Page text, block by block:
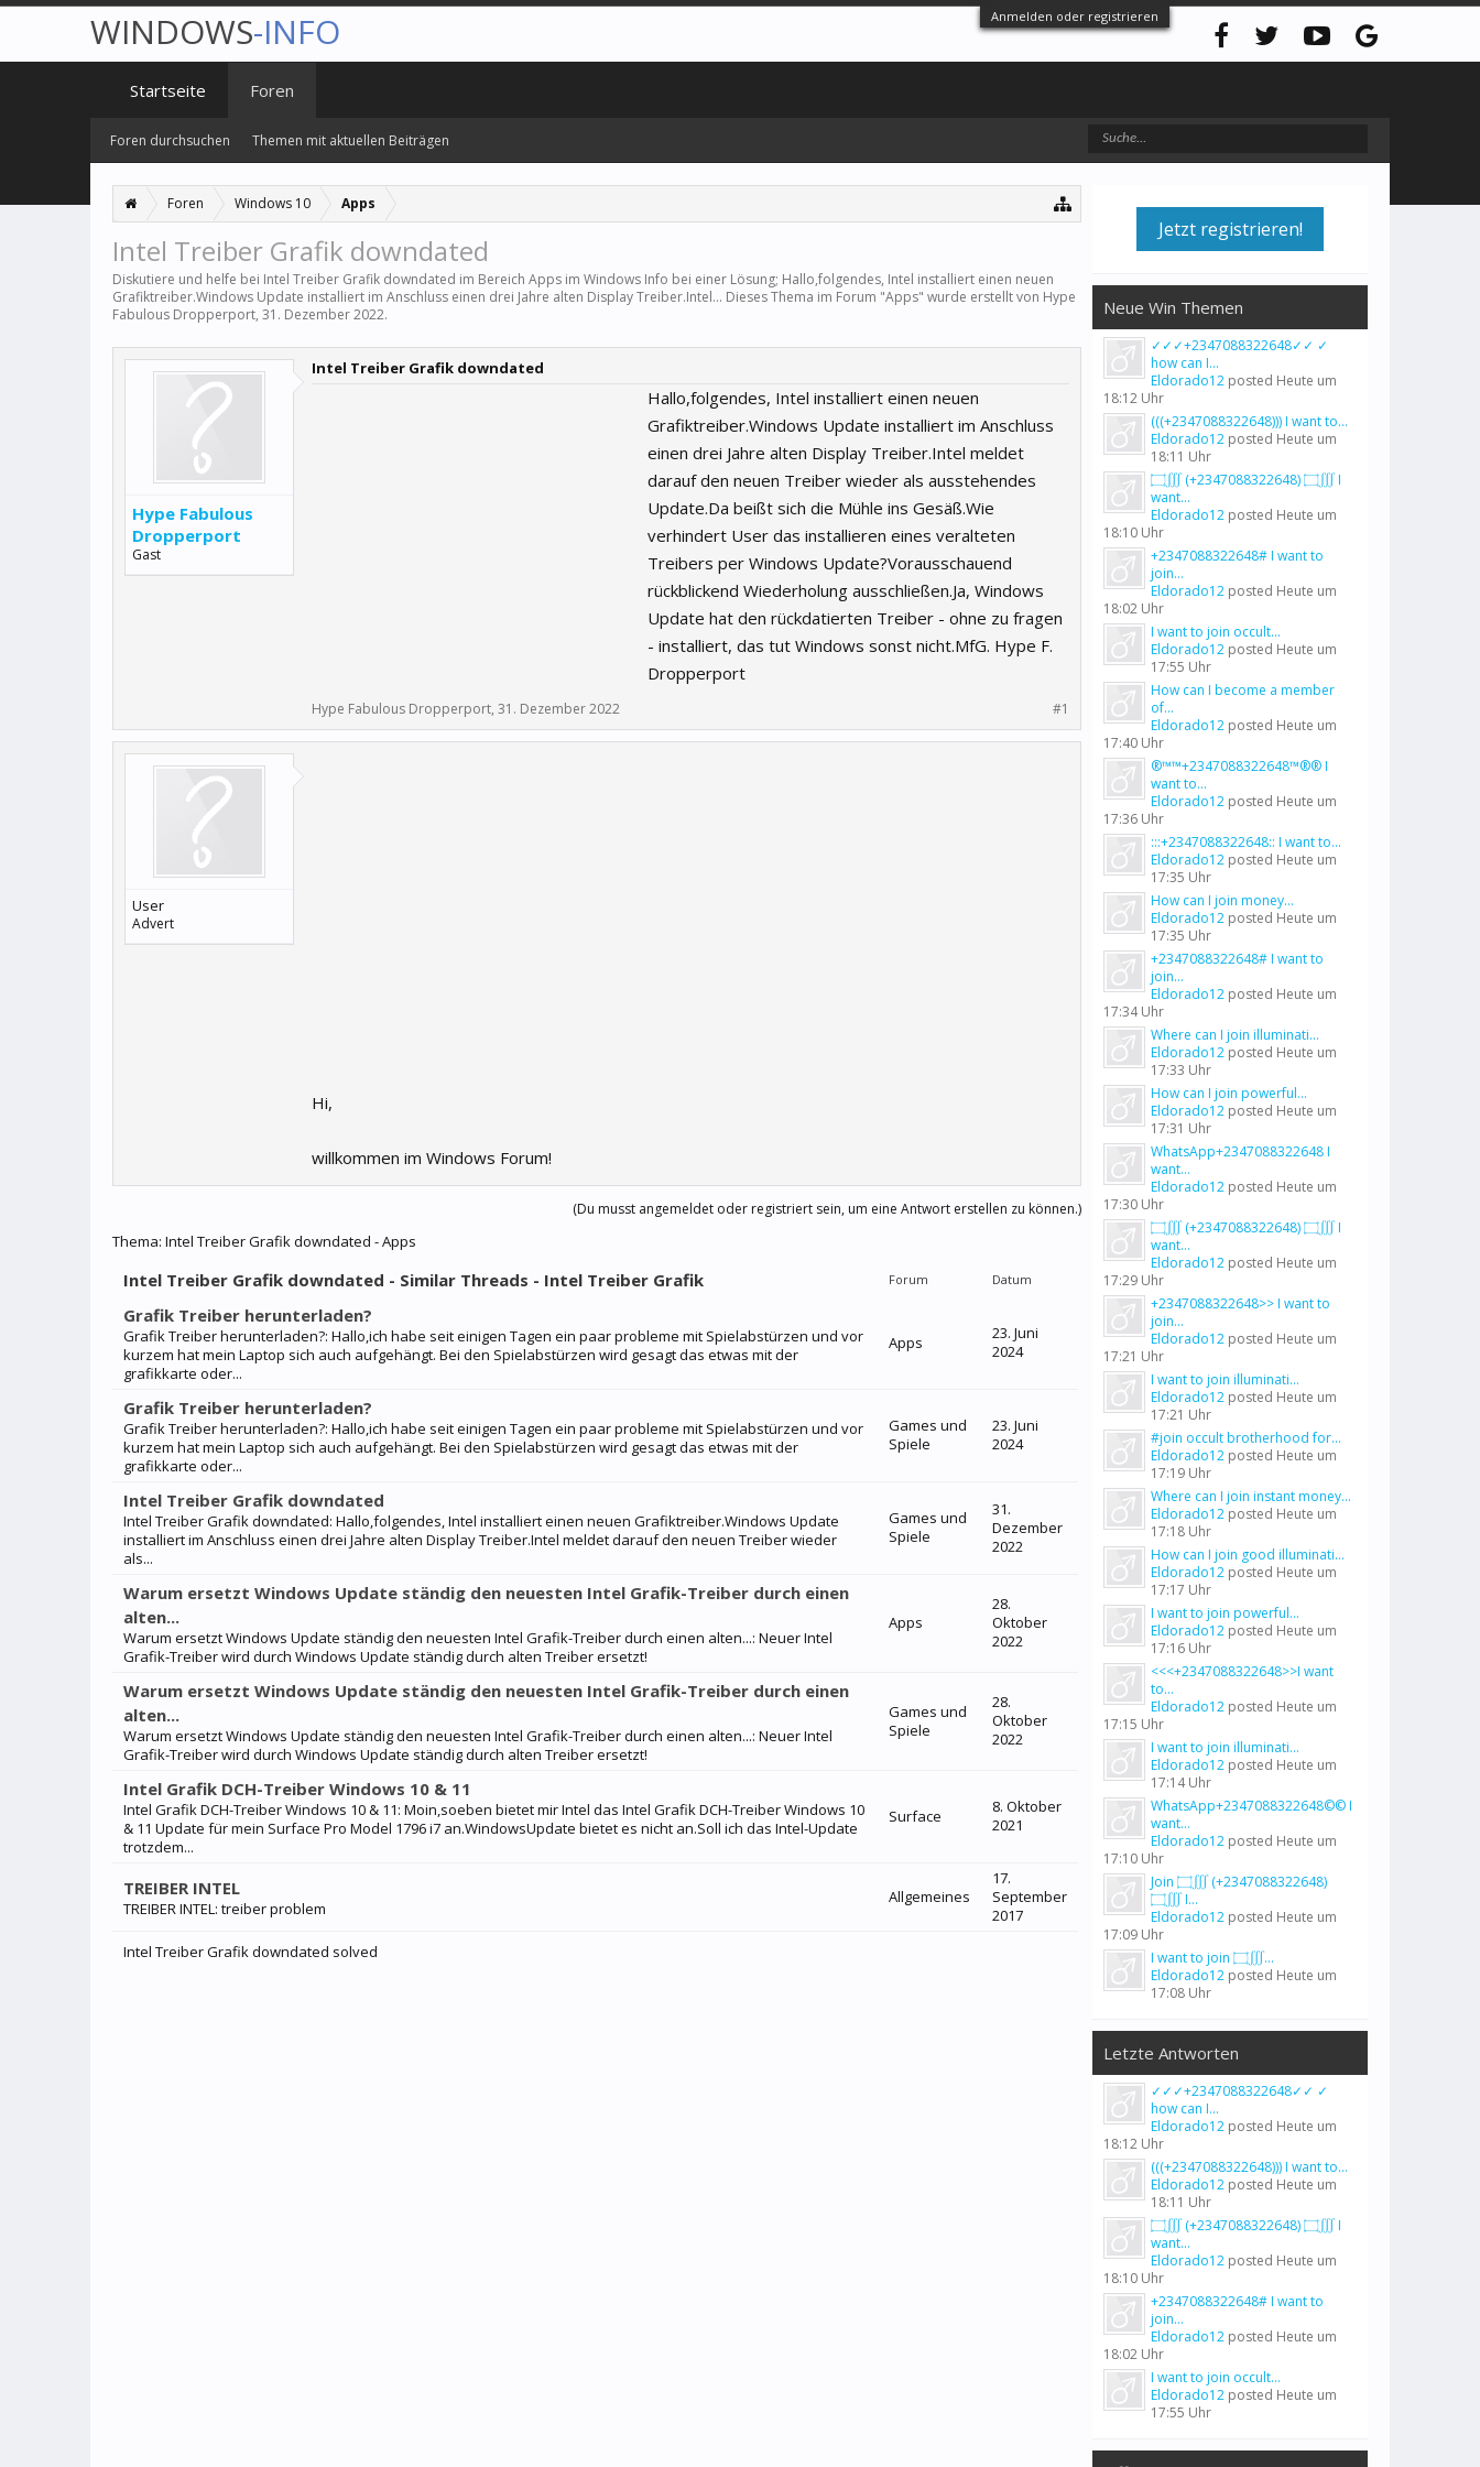
Anmelden oder registrieren
Foren Windows 10 Apps
Intel Treiber Grafik downdated
Diskutiere und helfe bei Intel Treiber Grafik downdated im Bereich Apps im Windows Info bei einer Lösung; Hallo,folgendes, Intel installiert einen neuen
Grafiktreiber.Windows Update installiert im Anschluss einen drei Jahre alten Display Treiber.Intel... Dieses Thema im Forum "Apps" wurde erstellt von Hype
Fabulous Dropperport, 31. Dezember 2022.
Hype Fabulous
Dropperport
Gast
Intel Treiber Grafik downdated
Hallo,folgendes, Intel installiert einen neuen
Grafiktreiber.Windows Update installiert im Anschluss
einen drei Jahre alten Display Treiber.Intel meldet
darauf den neuen Treiber wieder als ausstehendes
Update.Da beißt sich die Mühle ins Gesäß.Wie
verhindert User das installieren eines veralteten
Treibers per Windows Update?Vorausschauend
rückblickend Wiederholung ausschließen.Ja, Windows
Update hat den rückdatierten Treiber - ohne zu fragen
- installiert, das tut Windows sonst nicht.MfG. Hype F.
Dropperport
Hype Fabulous Dropperport, 31. Dezember 2022 #1
User
Advert
Hi,
willkommen im Windows Forum!
(Du musst angemeldet oder registriert sein, um eine Antwort erstellen zu können.)
Thema: Intel Treiber Grafik downdated - Apps
Intel Treiber Grafik downdated - Similar Threads - Intel Treiber Grafik Forum Datum
Grafik Treiber herunterladen?
Grafik Treiber herunterladen?: Hallo,ich habe seit einigen Tagen ein paar probleme mit Spielabstürzen und vor
kurzem hat mein Laptop sich auch aufgehängt. Bei den Spielabstürzen wird gesagt das etwas mit der
grafikkarte oder...
Apps
23. Juni
2024
Grafik Treiber herunterladen?
Grafik Treiber herunterladen?: Hallo,ich habe seit einigen Tagen ein paar probleme mit Spielabstürzen und vor
kurzem hat mein Laptop sich auch aufgehängt. Bei den Spielabstürzen wird gesagt das etwas mit der
grafikkarte oder...
Games und
Spiele
23. Juni
2024
Intel Treiber Grafik downdated
Intel Treiber Grafik downdated: Hallo,folgendes, Intel installiert einen neuen Grafiktreiber.Windows Update
installiert im Anschluss einen drei Jahre alten Display Treiber.Intel meldet darauf den neuen Treiber wieder
als...
Games und
Spiele
31.
Dezember
2022
Warum ersetzt Windows Update ständig den neuesten Intel Grafik-Treiber durch einen
alten...
Warum ersetzt Windows Update ständig den neuesten Intel Grafik-Treiber durch einen alten...: Neuer Intel
Grafik-Treiber wird durch Windows Update ständig durch alten Treiber ersetzt!
Apps
28.
Oktober
2022
Warum ersetzt Windows Update ständig den neuesten Intel Grafik-Treiber durch einen
alten...
Warum ersetzt Windows Update ständig den neuesten Intel Grafik-Treiber durch einen alten...: Neuer Intel
Grafik-Treiber wird durch Windows Update ständig durch alten Treiber ersetzt!
Games und
Spiele
28.
Oktober
2022
Intel Grafik DCH-Treiber Windows 10 & 11
Intel Grafik DCH-Treiber Windows 10 & 11: Moin,soeben bietet mir Intel das Intel Grafik DCH-Treiber Windows 10
& 11 Update für mein Surface Pro Model 1796 i7 an.WindowsUpdate bietet es nicht an.Soll ich das Intel-Update
trotzdem...
Surface
8. Oktober
2021
TREIBER INTEL
TREIBER INTEL: treiber problem
Allgemeines
17.
September
2017
Intel Treiber Grafik downdated solved
Jetzt registrieren!
Neue Win Themen
✓✓✓+2347088322648✓✓ ✓
how can I...
Eldorado12 posted Heute um
18:12 Uhr
(((+2347088322648))) I want to...
Eldorado12 posted Heute um
18:11 Uhr
۝∭ (+2347088322648) ۝∭ I
want...
Eldorado12 posted Heute um
18:10 Uhr
+2347088322648# I want to
join...
Eldorado12 posted Heute um
18:02 Uhr
I want to join occult...
Eldorado12 posted Heute um
17:55 Uhr
How can I become a member
of...
Eldorado12 posted Heute um
17:40 Uhr
®™™+2347088322648™®® I
want to...
Eldorado12 posted Heute um
17:36 Uhr
:::+2347088322648:: I want to...
Eldorado12 posted Heute um
17:35 Uhr
How can I join money...
Eldorado12 posted Heute um
17:35 Uhr
+2347088322648# I want to
join...
Eldorado12 posted Heute um
17:34 Uhr
Where can I join illuminati...
Eldorado12 posted Heute um
17:33 Uhr
How can I join powerful...
Eldorado12 posted Heute um
17:31 Uhr
WhatsApp+2347088322648 I
want...
Eldorado12 posted Heute um
17:30 Uhr
۝∭ (+2347088322648) ۝∭ I
want...
Eldorado12 posted Heute um
17:29 Uhr
+2347088322648>> I want to
join...
Eldorado12 posted Heute um
17:21 Uhr
I want to join illuminati...
Eldorado12 posted Heute um
17:21 Uhr
#join occult brotherhood for...
Eldorado12 posted Heute um
17:19 Uhr
Where can I join instant money...
Eldorado12 posted Heute um
17:18 Uhr
How can I join good illuminati...
Eldorado12 posted Heute um
17:17 Uhr
I want to join powerful...
Eldorado12 posted Heute um
17:16 Uhr
<<<+2347088322648>>I want
to...
Eldorado12 posted Heute um
17:15 Uhr
I want to join illuminati...
Eldorado12 posted Heute um
17:14 Uhr
WhatsApp+2347088322648©© I
want...
Eldorado12 posted Heute um
17:10 Uhr
Join ۝∭ (+2347088322648)
۝∭ I...
Eldorado12 posted Heute um
17:09 Uhr
I want to join ۝∭...
Eldorado12 posted Heute um
17:08 Uhr
Letzte Antworten
✓✓✓+2347088322648✓✓ ✓
how can I...
Eldorado12 posted Heute um
18:12 Uhr
(((+2347088322648))) I want to...
Eldorado12 posted Heute um
18:11 Uhr
۝∭ (+2347088322648) ۝∭ I
want...
Eldorado12 posted Heute um
18:10 Uhr
+2347088322648# I want to
join...
Eldorado12 posted Heute um
18:02 Uhr
I want to join occult...
Eldorado12 posted Heute um
17:55 Uhr
WINDOWS-INFO
Startseite Foren
Foren durchsuchen Themen mit aktuellen Beiträgen